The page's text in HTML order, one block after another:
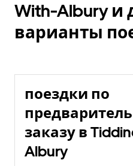
With-Albury и
варианты
поездки по
заказу в
Albury